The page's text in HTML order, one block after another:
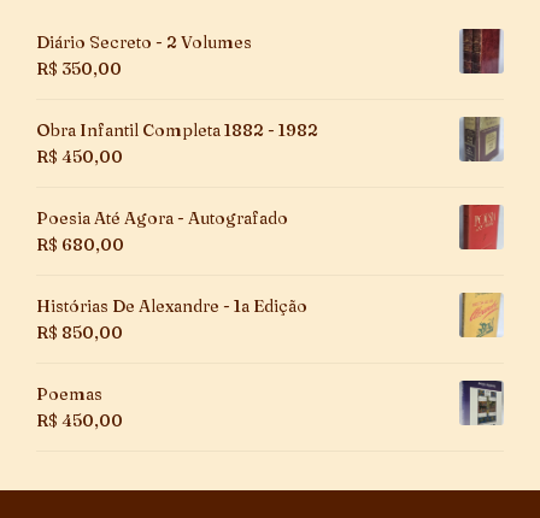
Diário Secreto - 2 Volumes
R$ 350,00
Obra Infantil Completa 1882 - 1982
R$ 450,00
Poesia Até Agora - Autografado
R$ 680,00
Histórias De Alexandre - 1a Edição
R$ 850,00
Poemas
R$ 450,00